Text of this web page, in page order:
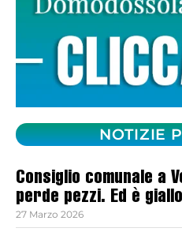
NOTIZIE
Consiglio comunale a
perde pezzi. Ed è
27 Marzo 2026